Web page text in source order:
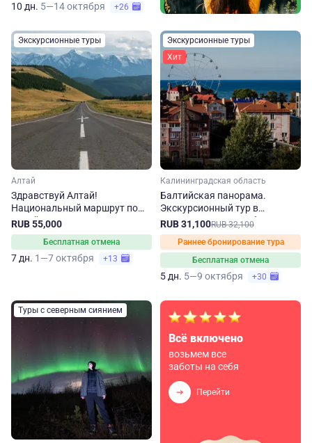
10 дн. 5—14 октября +26
Экскурсионные туры
Алтай
Здравствуй Алтай!
Национальный маршрут по
Алтайскому краю
RUB 55,000
Бесплатная отмена
7 дн. 1—7 октября +13
Экскурсионные туры
Хит
Калининградская область
Балтийская панорама.
Экскурсионный тур в
Калининградскую область
RUB 31,100RUB 32,100
Раннее бронирование тура
Бесплатная отмена
5 дн. 5—9 октября +30
Туры с северным сиянием
Всё включено
возьмем все
заботы на себя
Перейти